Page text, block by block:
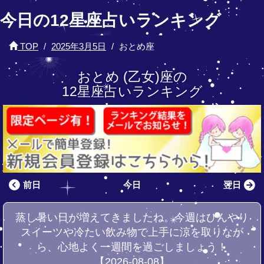
今日の12星座占いランキング
TOP 2025年3月5日 おとめ座
おとめ (乙女)座の
12星座占いランキング
前日 今日 翌日
蒸し暑い日が増えてきましたね。今週はひんやり
スイーツや冷たい飲み物で上手に涼を取りなが
ら、心地よく一週間を過ごしましょう！